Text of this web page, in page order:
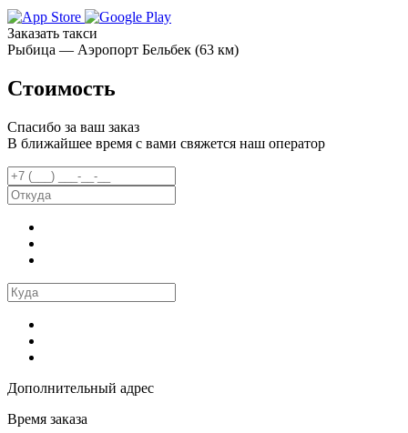
Заказать такси
Рыбица — Аэропорт Бельбек (63 км)
Стоимость
Спасибо за ваш заказ
В ближайшее время с вами свяжется наш оператор
Дополнительный адрес
Время заказа